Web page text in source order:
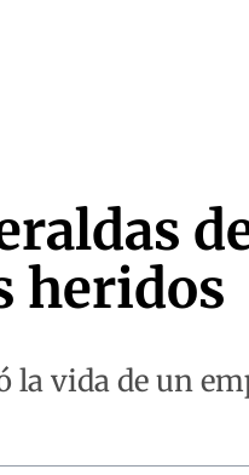
heridos
vida de un